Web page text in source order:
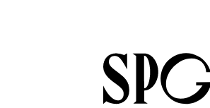
Enregistrer mes critères